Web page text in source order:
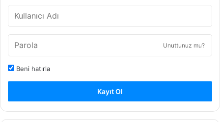
Unuttunuz mu?
Beni hatırla
Kayıt Ol